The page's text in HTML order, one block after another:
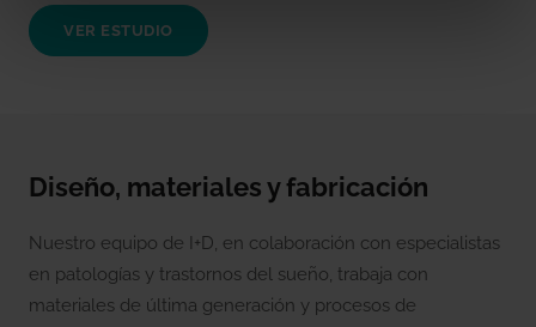
VER ESTUDIO
Diseño, materiales y fabricación
Nuestro equipo de I+D, en colaboración con especialistas
en patologías y trastornos del sueño, trabaja con
materiales de última generación y procesos de